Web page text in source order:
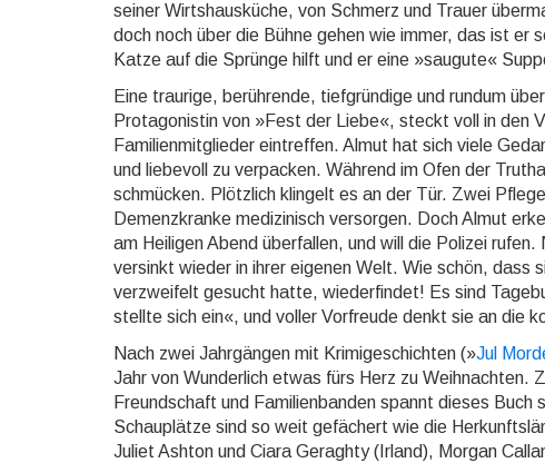
seiner Wirtshausküche, von Schmerz und Trauer
doch noch über die Bühne gehen wie immer, das ist er
Katze auf die Sprünge hilft und er eine »saugute«
Eine traurige, berührende, tiefgründige und rundum
Protagonistin von »Fest der Liebe«, steckt voll in den
Familienmitglieder eintreffen. Almut hat sich viele
und liebevoll zu verpacken. Während im Ofen der
schmücken. Plötzlich klingelt es an der Tür. Zwei
Demenzkranke medizinisch ver­sorgen. Doch Almut
am Heiligen Abend überfallen, und will die Polizei
versinkt wieder in ihrer eigenen Welt. Wie schön, dass
verzweifelt gesucht hatte, wiederfindet! Es sind
stellte sich ein«, und voller Vorfreude denkt sie an die
Nach zwei Jahrgängen mit Krimigeschichten (»Jul
Jahr von Wunderlich etwas fürs Herz zu
Freundschaft und Familienbanden spannt dieses
Schauplätze sind so weit gefächert wie die
Juliet Ashton und Ciara Geraghty (Irland), Morgan